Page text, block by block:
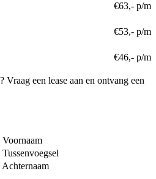
€63,- p/m
€53,- p/m
€46,- p/m
Vraag een lease aan en ontvang een
Voornaam
Tussenvoegsel
Achternaam